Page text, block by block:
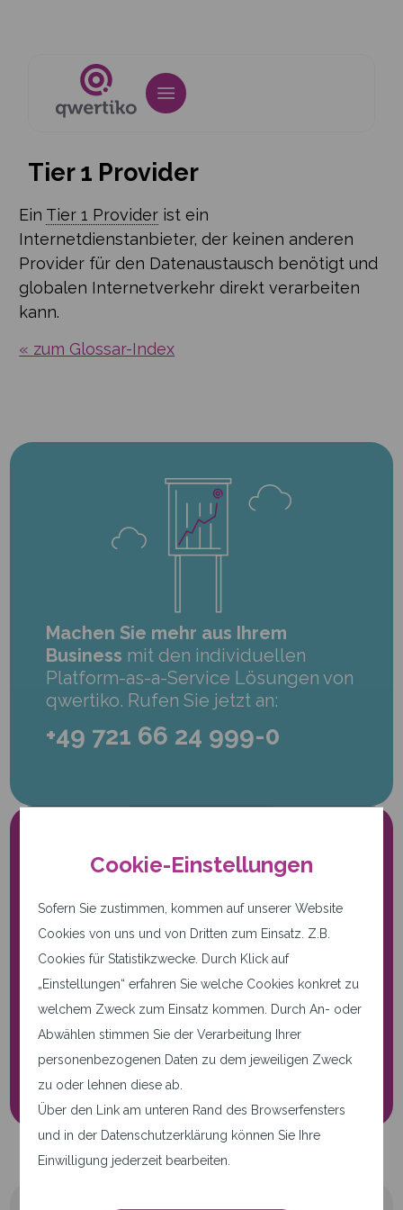
Cookie-Einstellungen
Sofern Sie zustimmen, kommen auf unserer Website
Cookies von uns und von Dritten zum Einsatz. Z.B.
Cookies für Statistikzwecke. Durch Klick auf
„Einstellungen“ erfahren Sie welche Cookies konkret zu
welchem Zweck zum Einsatz kommen. Durch An- oder
Abwählen stimmen Sie der Verarbeitung Ihrer
personenbezogenen Daten zu dem jeweiligen Zweck
zu oder lehnen diese ab.
Über den Link am unteren Rand des Browserfensters
und in der Datenschutzerklärung können Sie Ihre
Einwilligung jederzeit bearbeiten.
Tier 1 Provider
Ein Tier 1 Provider ist ein
Internetdienstanbieter, der keinen anderen
Provider für den Datenaustausch benötigt und
globalen Internetverkehr direkt verarbeiten
kann.
« zum Glossar-Index
Machen Sie mehr aus Ihrem
Business mit den individuellen
Platform-as-a-Service Lösungen von
qwertiko. Rufen Sie jetzt an:
+49 721 66 24 999-0
Nur notwendige Cookies.
Diese Seite verwendet nur
notwendige Cookies.
Cookie-Einstellungen